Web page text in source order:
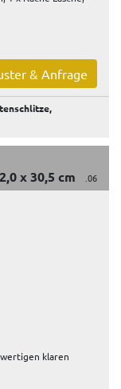
& Anfrage
x 30,5 cm .06
klaren